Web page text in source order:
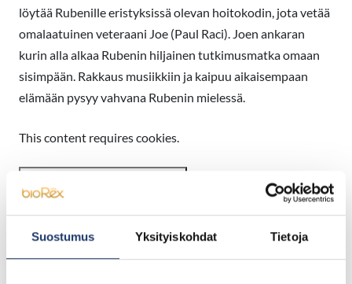
Suostumus Yksityiskohdat Tietoja
löytää Rubenille eristyksissä olevan hoitokodin, jota vetää
omalaatuinen veteraani Joe (Paul Raci). Joen ankaran
kurin alla alkaa Rubenin hiljainen tutkimusmatka omaan
sisimpään. Rakkaus musiikkiin ja kaipuu aikaisempaan
elämään pysyy vahvana Rubenin mielessä.
This content requires cookies.
Hyväksy evästeet nähdäksesi upotettu
sisältö